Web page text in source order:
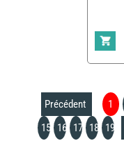
Précédent 1
15
16 17 18 19